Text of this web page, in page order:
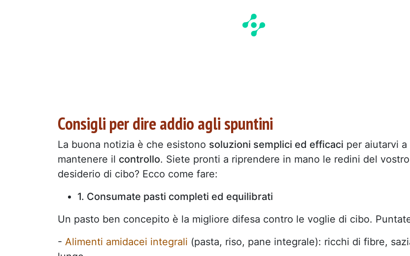
Consigli per dire addio agli spuntini
La buona notizia è che esistono soluzioni semplici ed efficaci per aiutarvi a
mantenere il controllo. Siete pronti a riprendere in mano le redini del vostro
desiderio di cibo? Ecco come fare:
1. Consumate pasti completi ed equilibrati
Un pasto ben concepito è la migliore difesa contro le voglie di cibo.
- Alimenti amidacei integrali (pasta, riso, pane integrale): ricchi di fibre,